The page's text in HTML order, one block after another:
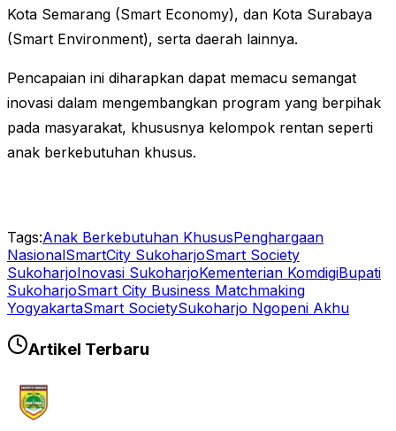
Kota Semarang (Smart Economy), dan Kota Surabaya
(Smart Environment), serta daerah lainnya.
Pencapaian ini diharapkan dapat memacu semangat
inovasi dalam mengembangkan program yang berpihak
pada masyarakat, khususnya kelompok rentan seperti
anak berkebutuhan khusus.
Tags:Anak Berkebutuhan KhususPenghargaan
NasionalSmartCity SukoharjoSmart Society
SukoharjoInovasi SukoharjoKementerian KomdigiBupati
SukoharjoSmart City Business Matchmaking
YogyakartaSmart SocietySukoharjo Ngopeni Akhu
Artikel Terbaru